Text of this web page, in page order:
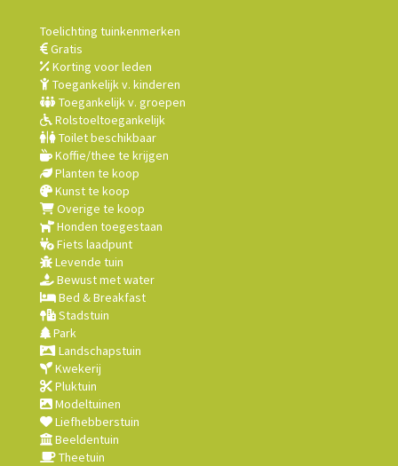
Toelichting tuinkenmerken
Gratis
Korting voor leden
Toegankelijk v. kinderen
Toegankelijk v. groepen
Rolstoeltoegankelijk
Toilet beschikbaar
Koffie/thee te krijgen
Planten te koop
Kunst te koop
Overige te koop
Honden toegestaan
Fiets laadpunt
Levende tuin
Bewust met water
Bed & Breakfast
Stadstuin
Park
Landschapstuin
Kwekerij
Pluktuin
Modeltuinen
Liefhebberstuin
Beeldentuin
Theetuin